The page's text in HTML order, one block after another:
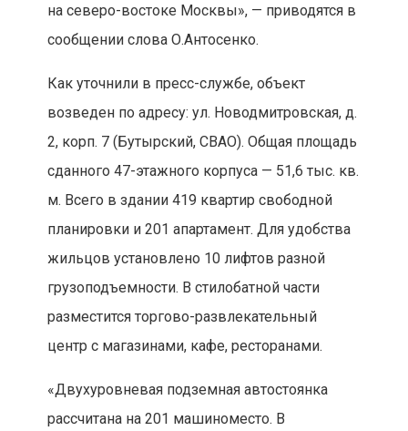
на северо-востоке Москвы», — приводятся в
сообщении слова О.Антосенко.
Как уточнили в пресс-службе, объект
возведен по адресу: ул. Новодмитровская, д.
2, корп. 7 (Бутырский, СВАО). Общая площадь
сданного 47-этажного корпуса — 51,6 тыс. кв.
м. Всего в здании 419 квартир свободной
планировки и 201 апартамент. Для удобства
жильцов установлено 10 лифтов разной
грузоподъемности. В стилобатной части
разместится торгово-развлекательный
центр с магазинами, кафе, ресторанами.
«Двухуровневая подземная автостоянка
рассчитана на 201 машиноместо. В